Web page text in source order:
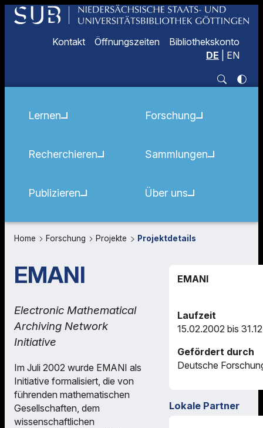
Kontakt Öffnungszeiten
Bibliothekskonto
DE
EN
Lernen
Recherchieren
Publizieren
Forschung
Sammlungen
Über uns
Home Forschung Projekte Projektdetails
EMANI
Electronic Mathematical
Archiving Network
Initiative
Im Juli 2002 wurde EMANI als
Initiative formalisiert, die von
führenden mathematischen
Gesellschaften, dem
wissenschaftlichen
EMANI
Laufzeit
15.02.2002 bis
Gefördert durch
Deutsche
Lokale Partner